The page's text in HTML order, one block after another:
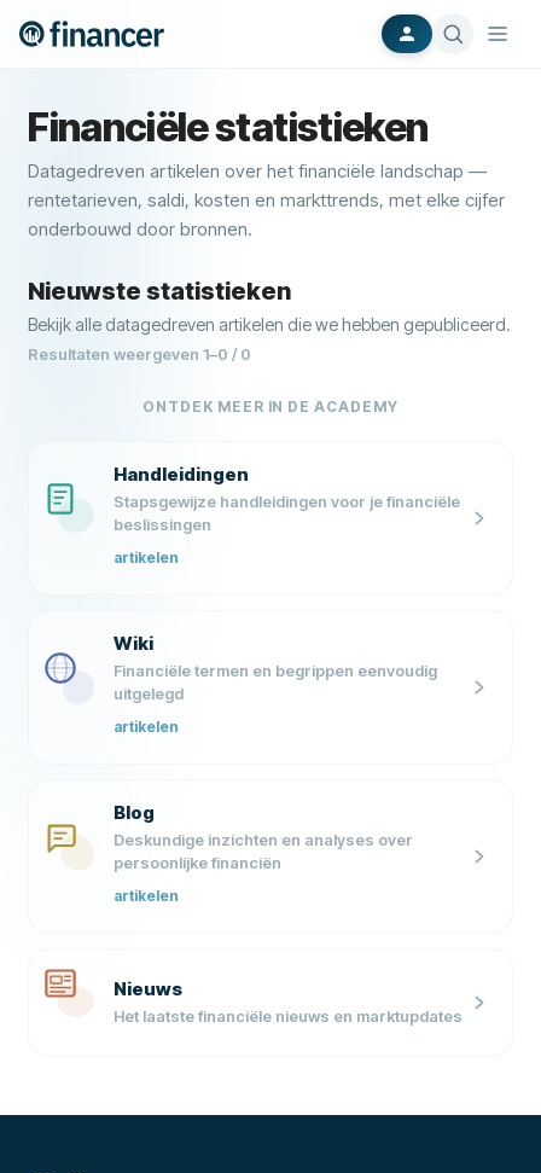
Financiële statistieken
Datagedreven artikelen over het financiële landschap —
rentetarieven, saldi, kosten en markttrends, met elke cijfer
onderbouwd door bronnen.
Nieuwste statistieken
Bekijk alle datagedreven artikelen die we hebben gepubliceerd.
Resultaten weergeven 1–0 /0
ONTDEK MEER IN DE ACADEMY
Handleidingen
Stapsgewijze handleidingen voor je financiële
beslissingen
artikelen
Wiki
Financiële termen en begrippen eenvoudig
uitgelegd
artikelen
Blog
Deskundige inzichten en analyses over
persoonlijke financiën
artikelen
Nieuws
Het laatste financiële nieuws en marktupdates